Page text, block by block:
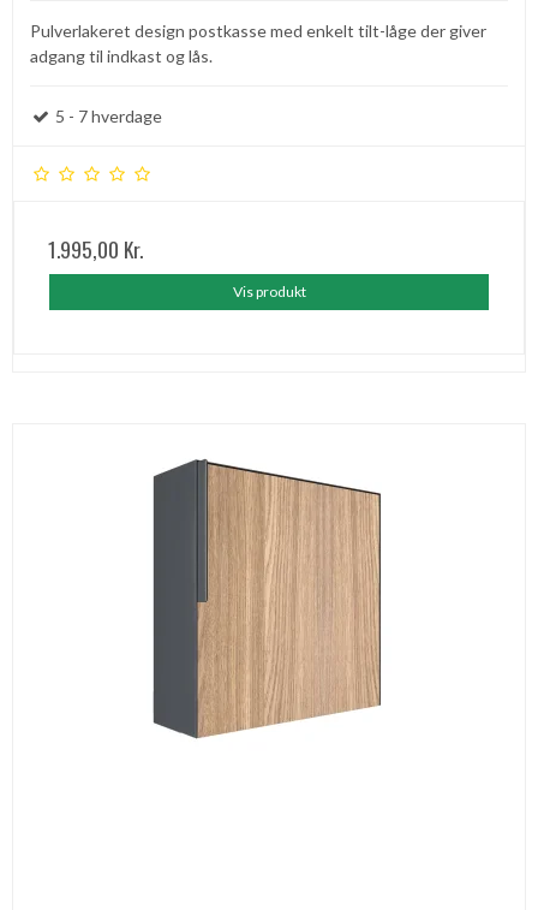
Pulverlakeret design postkasse med enkelt tilt-låge der giver
adgang til indkast og lås.
5 - 7 hverdage
1.995,00 Kr.
Vis produkt